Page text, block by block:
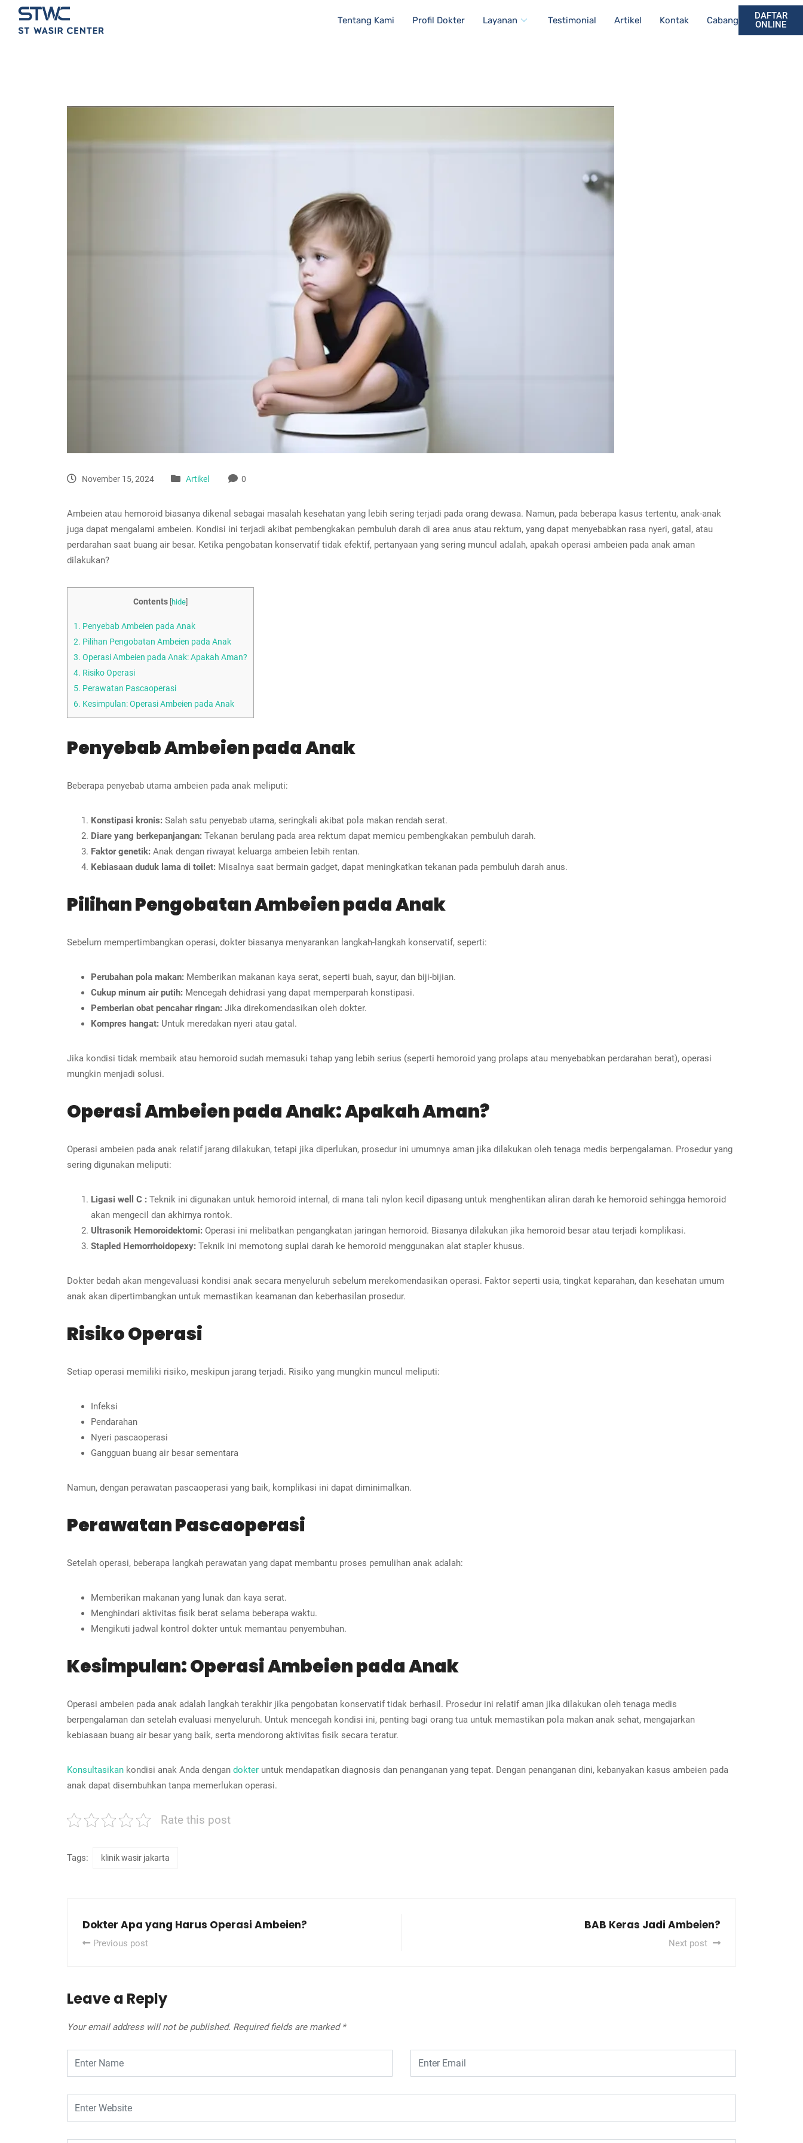
Tentang Kami Profil Dokter Layanan Testimonial Artikel Kontak Cabang
DAFTAR
ONLINE
November 15, 2024 Artikel 0
Ambeien atau hemoroid biasanya dikenal sebagai masalah kesehatan yang lebih sering terjadi pada orang dewasa. Namun, pada beberapa kasus tertentu, anak-anak
juga dapat mengalami ambeien. Kondisi ini terjadi akibat pembengkakan pembuluh darah di area anus atau rektum, yang dapat menyebabkan rasa nyeri, gatal, atau
perdarahan saat buang air besar. Ketika pengobatan konservatif tidak efektif, pertanyaan yang sering muncul adalah, apakah operasi ambeien pada anak aman
dilakukan?
Contents [hide]
1. Penyebab Ambeien pada Anak
2. Pilihan Pengobatan Ambeien pada Anak
3. Operasi Ambeien pada Anak: Apakah Aman?
4. Risiko Operasi
5. Perawatan Pascaoperasi
6. Kesimpulan: Operasi Ambeien pada Anak
Penyebab Ambeien pada Anak
Beberapa penyebab utama ambeien pada anak meliputi:
Konstipasi kronis: Salah satu penyebab utama, seringkali akibat pola makan rendah serat.
Diare yang berkepanjangan: Tekanan berulang pada area rektum dapat memicu pembengkakan pembuluh darah.
Faktor genetik: Anak dengan riwayat keluarga ambeien lebih rentan.
Kebiasaan duduk lama di toilet: Misalnya saat bermain gadget, dapat meningkatkan tekanan pada pembuluh darah anus.
Pilihan Pengobatan Ambeien pada Anak
Sebelum mempertimbangkan operasi, dokter biasanya menyarankan langkah-langkah konservatif, seperti:
Perubahan pola makan: Memberikan makanan kaya serat, seperti buah, sayur, dan biji-bijian.
Cukup minum air putih: Mencegah dehidrasi yang dapat memperparah konstipasi.
Pemberian obat pencahar ringan: Jika direkomendasikan oleh dokter.
Kompres hangat: Untuk meredakan nyeri atau gatal.
Jika kondisi tidak membaik atau hemoroid sudah memasuki tahap yang lebih serius (seperti hemoroid yang prolaps atau menyebabkan perdarahan berat), operasi
mungkin menjadi solusi.
Operasi Ambeien pada Anak: Apakah Aman?
Operasi ambeien pada anak relatif jarang dilakukan, tetapi jika diperlukan, prosedur ini umumnya aman jika dilakukan oleh tenaga medis berpengalaman. Prosedur yang
sering digunakan meliputi:
Ligasi well C : Teknik ini digunakan untuk hemoroid internal, di mana tali nylon kecil dipasang untuk menghentikan aliran darah ke hemoroid sehingga hemoroid
akan mengecil dan akhirnya rontok.
Ultrasonik Hemoroidektomi: Operasi ini melibatkan pengangkatan jaringan hemoroid. Biasanya dilakukan jika hemoroid besar atau terjadi komplikasi.
Stapled Hemorrhoidopexy: Teknik ini memotong suplai darah ke hemoroid menggunakan alat stapler khusus.
Dokter bedah akan mengevaluasi kondisi anak secara menyeluruh sebelum merekomendasikan operasi. Faktor seperti usia, tingkat keparahan, dan kesehatan umum
anak akan dipertimbangkan untuk memastikan keamanan dan keberhasilan prosedur.
Risiko Operasi
Setiap operasi memiliki risiko, meskipun jarang terjadi. Risiko yang mungkin muncul meliputi:
Infeksi
Pendarahan
Nyeri pascaoperasi
Gangguan buang air besar sementara
Namun, dengan perawatan pascaoperasi yang baik, komplikasi ini dapat diminimalkan.
Perawatan Pascaoperasi
Setelah operasi, beberapa langkah perawatan yang dapat membantu proses pemulihan anak adalah:
Memberikan makanan yang lunak dan kaya serat.
Menghindari aktivitas fisik berat selama beberapa waktu.
Mengikuti jadwal kontrol dokter untuk memantau penyembuhan.
Kesimpulan: Operasi Ambeien pada Anak
Operasi ambeien pada anak adalah langkah terakhir jika pengobatan konservatif tidak berhasil. Prosedur ini relatif aman jika dilakukan oleh tenaga medis
berpengalaman dan setelah evaluasi menyeluruh. Untuk mencegah kondisi ini, penting bagi orang tua untuk memastikan pola makan anak sehat, mengajarkan
kebiasaan buang air besar yang baik, serta mendorong aktivitas fisik secara teratur.
Konsultasikan kondisi anak Anda dengan dokter untuk mendapatkan diagnosis dan penanganan yang tepat. Dengan penanganan dini, kebanyakan kasus ambeien pada
anak dapat disembuhkan tanpa memerlukan operasi.
Rate this post
Tags: klinik wasir jakarta
Dokter Apa yang Harus Operasi Ambeien?
Previous post
BAB Keras Jadi Ambeien?
Next post
Leave a Reply
Your email address will not be published. Required fields are marked *